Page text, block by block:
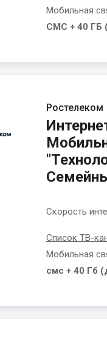
Мобильная
СМС + 40 ГБ
Ростелеком
Скорость
Список ТВ-
Мобильная
смс + 40 Гб